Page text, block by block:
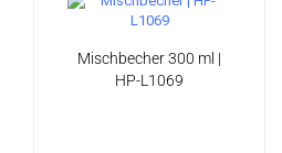
Mischbecher 300 ml |
HP-L1069